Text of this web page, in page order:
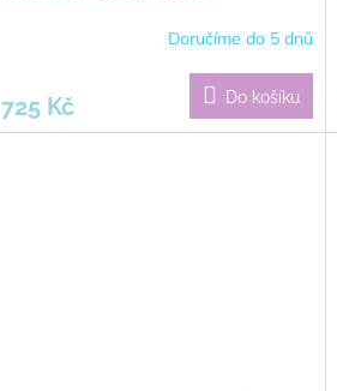
Doručíme do 5 dnů
725 Kč Do košíku